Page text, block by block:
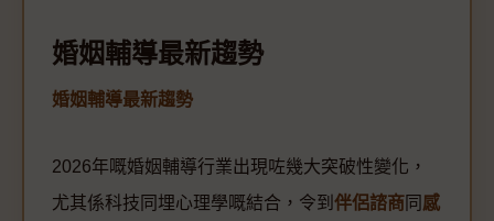
婚姻輔導最新趨勢
婚姻輔導最新趨勢
2026年嘅婚姻輔導行業出現咗幾大突破性變化，
尤其係科技同埋心理學嘅結合，令到 伴侶諮商 同 感